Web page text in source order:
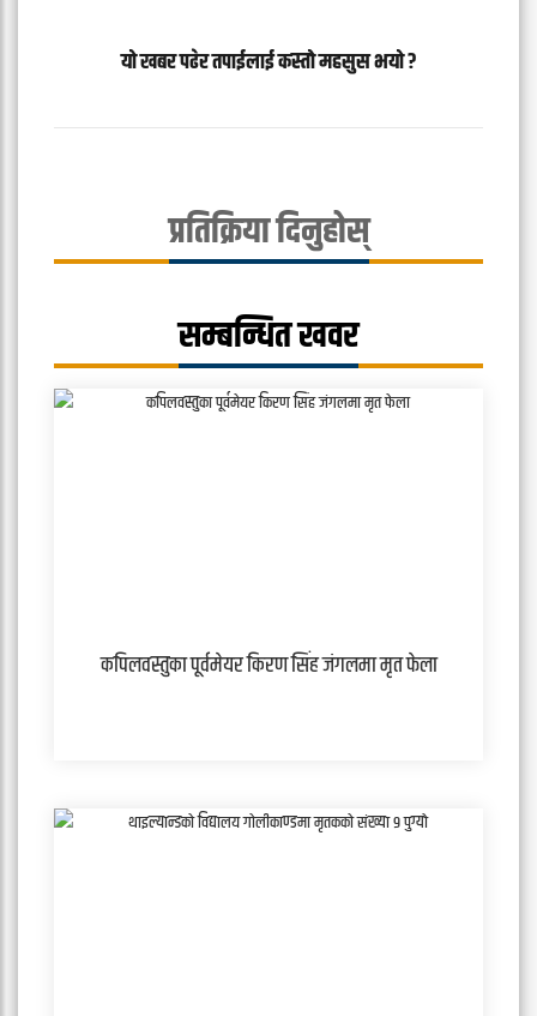
यो खबर पढेर तपाईलाई कस्तो महसुस भयो ?
प्रतिक्रिया दिनुहोस्
सम्बन्धित खवर
कपिलवस्तुका पूर्वमेयर किरण सिंह जंगलमा मृत फेला